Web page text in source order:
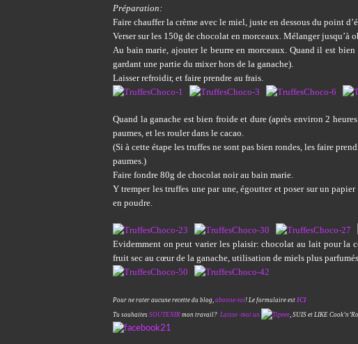
Préparation:
Faire chauffer la crème avec le miel, juste en dessous du point
Verser sur les 150g de chocolat en morceaux. Mélanger jusqu’à
Au bain marie, ajouter le beurre en morceaux. Quand il est
gardant une partie du mixer hors de la ganache).
Laisser refroidir, et faire prendre au frais.
Quand la ganache est bien froide et dure (après environ 2
paumes, et les rouler dans le cacao.
(Si à cette étape les truffes ne sont pas bien rondes, les faire
paumes.)
Faire fondre 80g de chocolat noir au bain marie.
Y tremper les truffes une par une, égoutter et poser sur un
en poudre.
Evidemment on peut varier les plaisir: chocolat au lait pour la
fruit sec au cœur de la ganache, utilisation de miels plus
Pour ne rater aucune recette du blog, abonne-toi! Le formulaire est ICI
Tu souhaites SOUTENIR mon travail? Laisse -moi un , SUIS et LIKE